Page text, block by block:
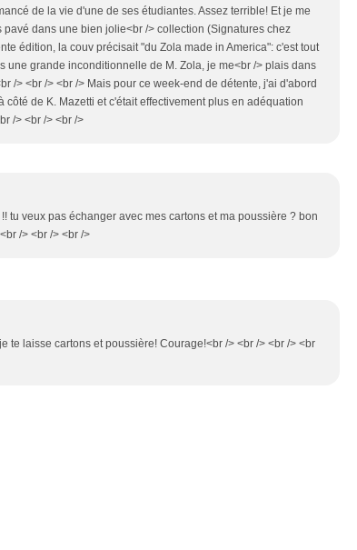
de la vie d'une de ses étudiantes. Assez terrible! Et je me
pavé dans une bien jolie<br /> collection (Signatures chez
édition, la couv précisait "du Zola made in America": c'est tout
une grande inconditionnelle de M. Zola, je me<br /> plais dans
/> <br /> <br /> Mais pour ce week-end de détente, j'ai d'abord
côté de K. Mazetti et c'était effectivement plus en adéquation
/> <br /> <br />
tu veux pas échanger avec mes cartons et ma poussière ? bon
/> <br /> <br />
te laisse cartons et poussière! Courage!<br /> <br /> <br /> <br